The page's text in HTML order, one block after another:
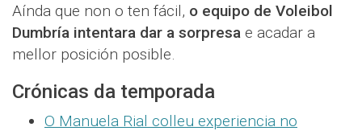
Aínda que non o ten fácil, o equipo de Voleibol
Dumbría intentara dar a sorpresa e acadar a
mellor posición posible.
Crónicas da temporada
O Manuela Rial colleu experiencia no